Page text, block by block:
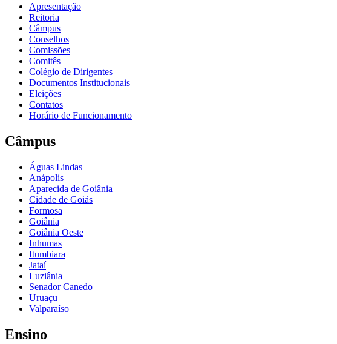
Apresentação
Reitoria
Câmpus
Conselhos
Comissões
Comitês
Colégio de Dirigentes
Documentos Institucionais
Eleições
Contatos
Horário de Funcionamento
Câmpus
Águas Lindas
Anápolis
Aparecida de Goiânia
Cidade de Goiás
Formosa
Goiânia
Goiânia Oeste
Inhumas
Itumbiara
Jataí
Luziânia
Senador Canedo
Uruaçu
Valparaíso
Ensino